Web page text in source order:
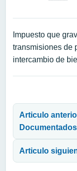
Impuesto que
transmisiones de
intercambio de
Articulo
Articulo